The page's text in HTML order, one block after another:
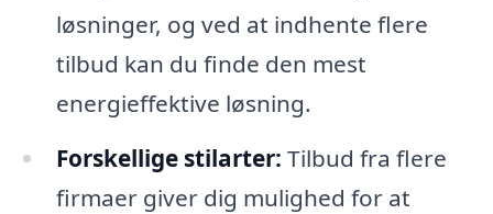
løsninger, og ved at indhente flere
tilbud kan du finde den mest
energieffektive løsning.
Forskellige stilarter: Tilbud fra flere
firmaer giver dig mulighed for at